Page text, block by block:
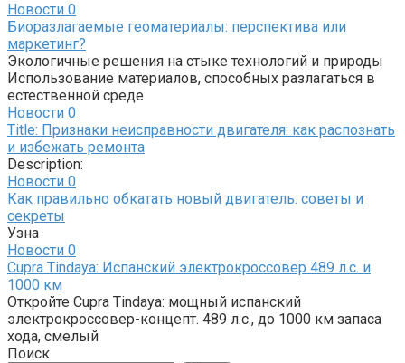
Новости 0
Биоразлагаемые геоматериалы: перспектива или
маркетинг?
Экологичные решения на стыке технологий и природы
Использование материалов, способных разлагаться в
естественной среде
Новости 0
Title: Признаки неисправности двигателя: как распознать
и избежать ремонта
Description:
Новости 0
Как правильно обкатать новый двигатель: советы и
секреты
Узна
Новости 0
Cupra Tindaya: Испанский электрокроссовер 489 л.с. и
1000 км
Откройте Cupra Tindaya: мощный испанский
электрокроссовер-концепт. 489 л.с., до 1000 км запаса
хода, смелый
Поиск